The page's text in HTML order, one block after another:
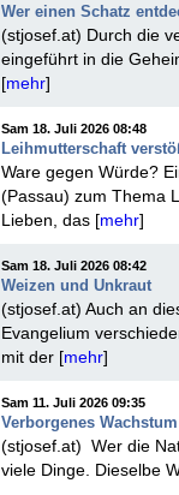
Wer einen Schatz
(stjosef.at) Durch die
eingeführt in die
[mehr]
Sam 18. Juli 2026 08:48
Leihmutterschaft
Ware gegen Würde?
(Passau) zum Thema
Lieben, das [mehr]
Sam 18. Juli 2026 08:42
Weizen und Unkraut
(stjosef.at) Auch an
Evangelium
mit der [mehr]
Sam 11. Juli 2026 09:35
Verborgenes Wachstum
(stjosef.at) Wer die
viele Dinge. Dieselbe